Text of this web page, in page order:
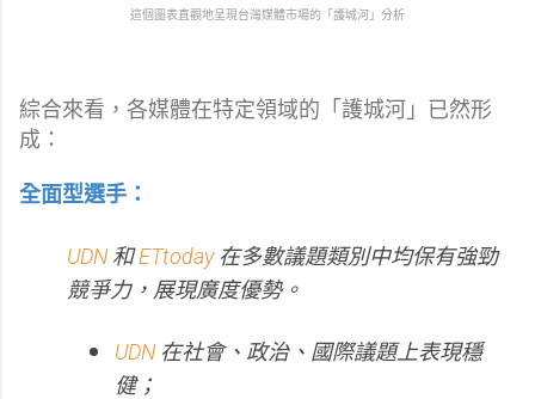
這個圖表直觀地呈現台灣媒體市場的「護城河」分析
綜合來看，各媒體在特定領域的「護城河」已然形
成：
全面型選手：
UDN 和ETtoday在多數議題類別中均保有強勁
競爭力，展現廣度優勢。
UDN 在社會、政治、國際議題上表現穩
健；